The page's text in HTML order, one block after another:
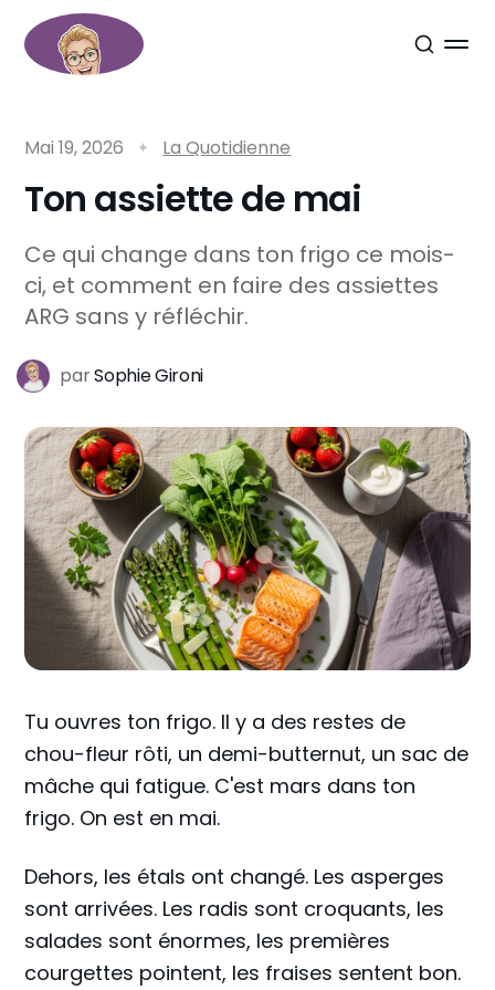
Mai 19, 2026 La Quotidienne
Ton assiette de mai
Ce qui change dans ton frigo ce mois-
ci, et comment en faire des assiettes
ARG sans y réfléchir.
parSophie Gironi
Tu ouvres ton frigo. Il y a des restes de
chou-fleur rôti, un demi-butternut, un sac de
mâche qui fatigue. C'est mars dans ton
frigo. On est en mai.
Dehors, les étals ont changé. Les asperges
sont arrivées. Les radis sont croquants, les
salades sont énormes, les premières
courgettes pointent, les fraises sentent bon.